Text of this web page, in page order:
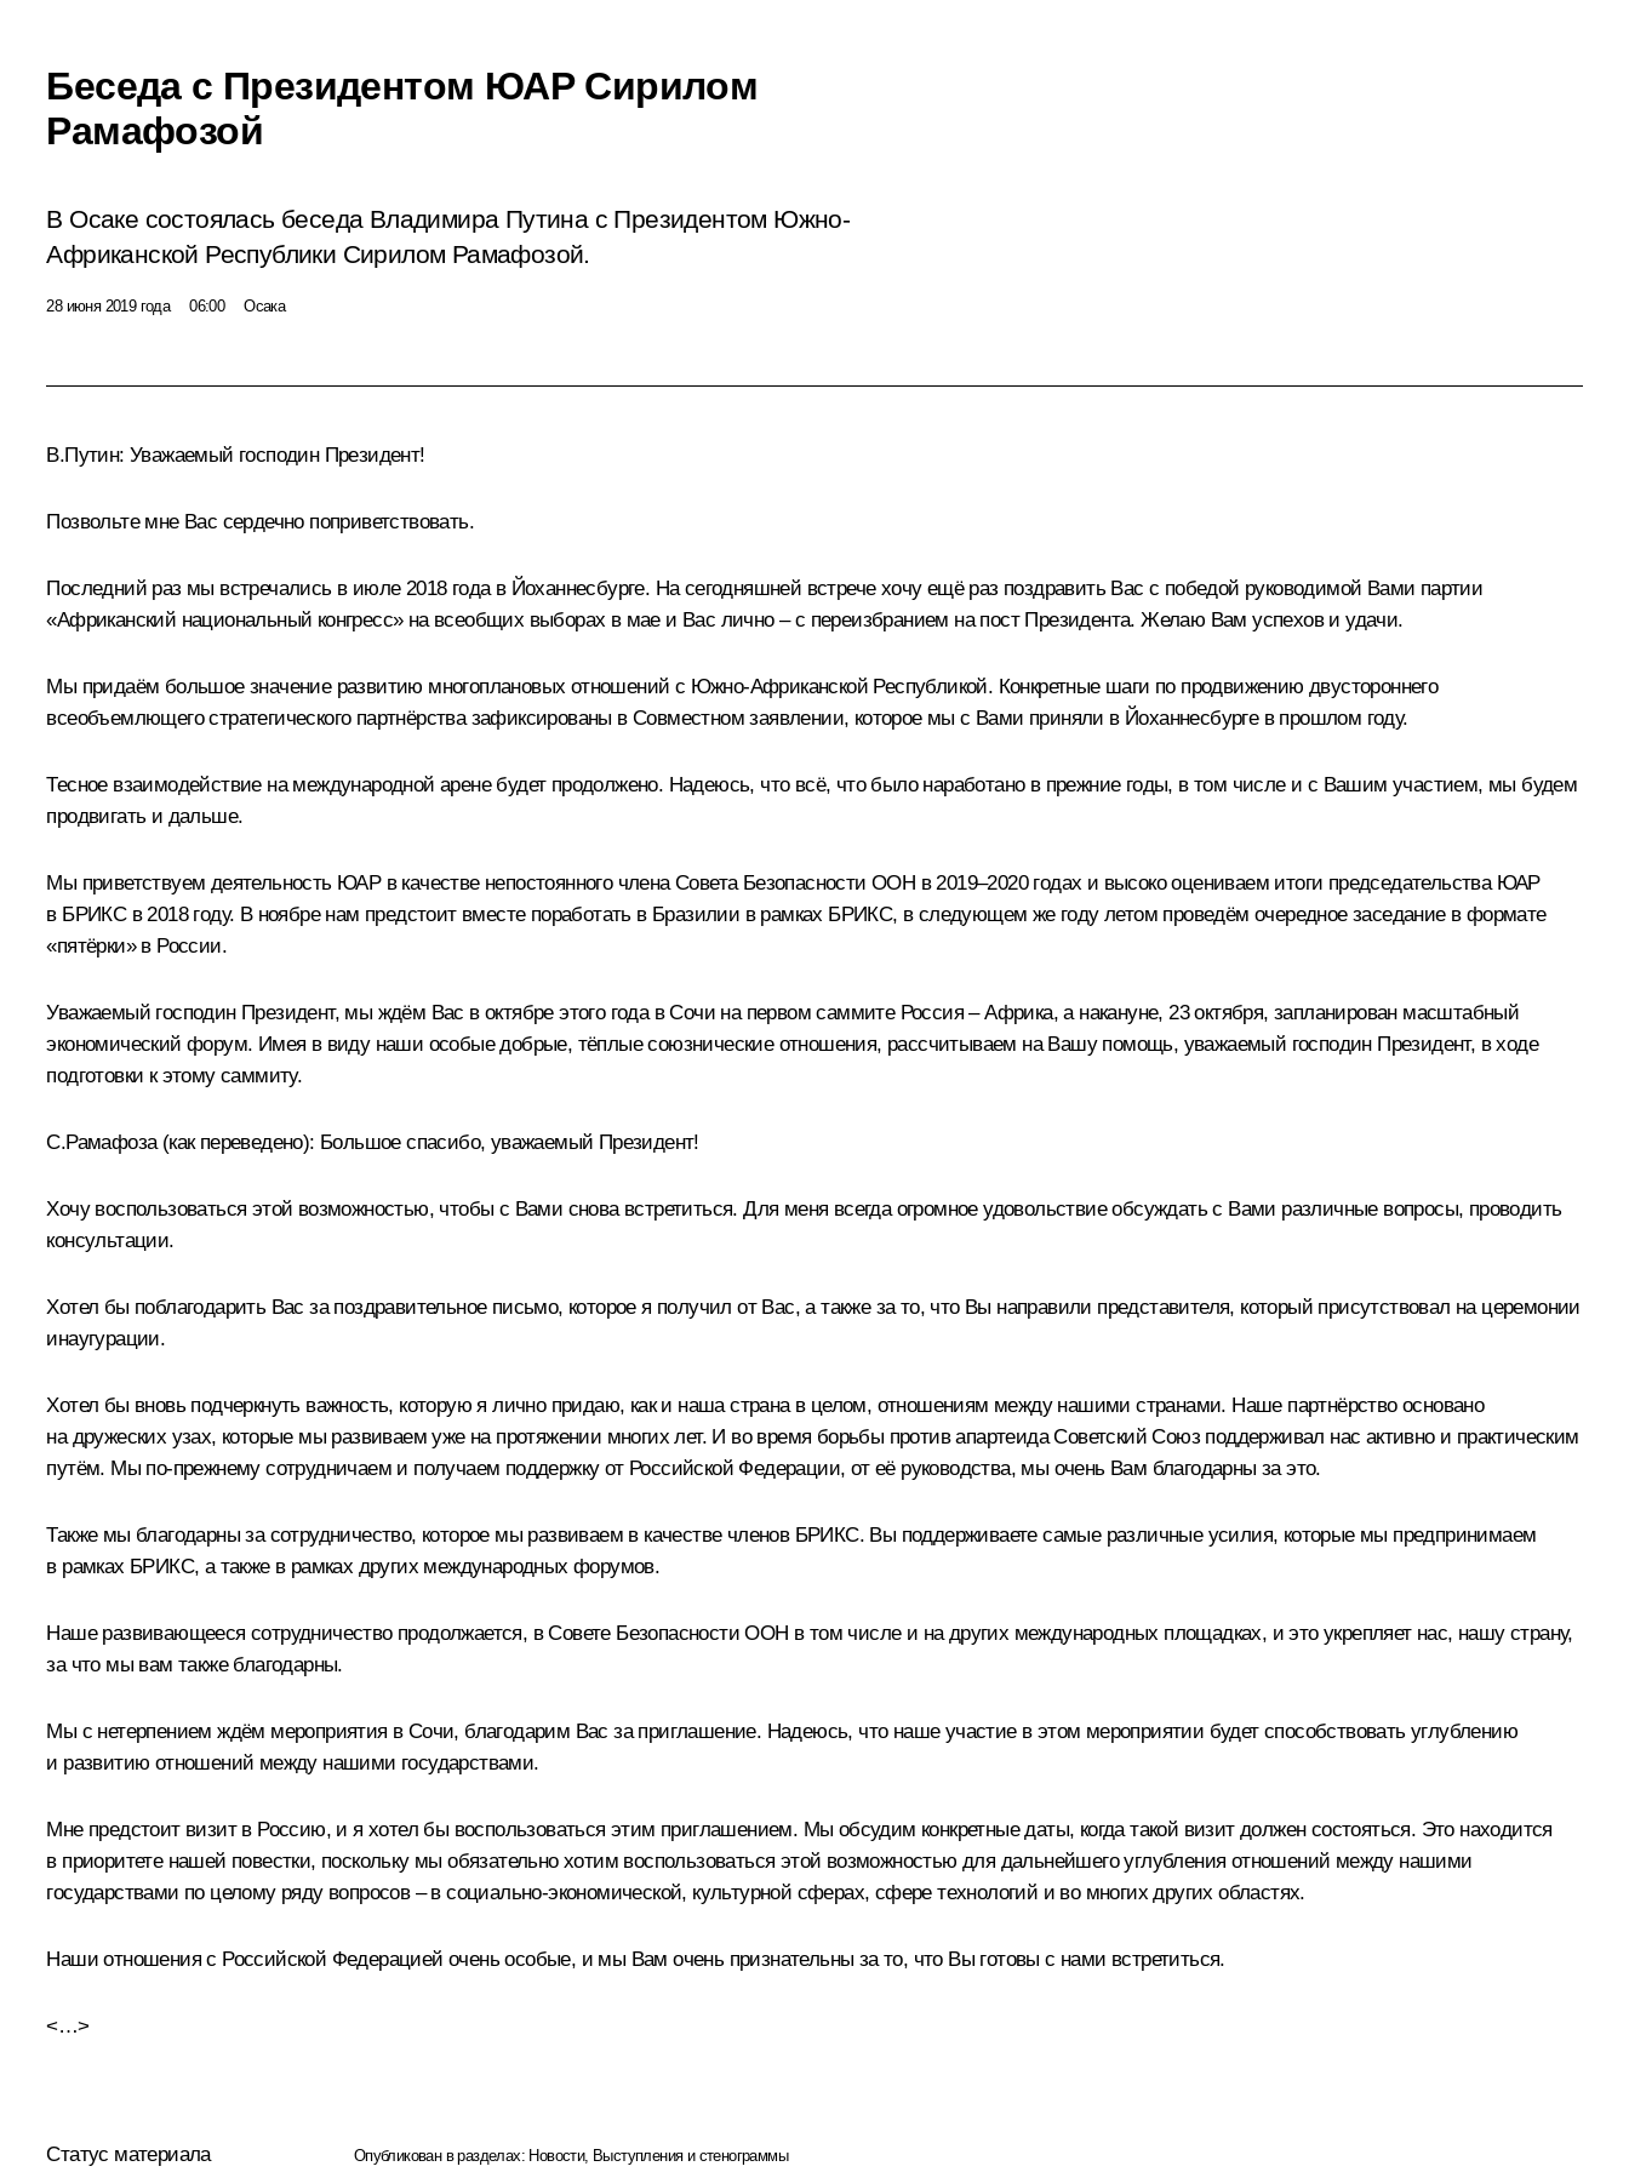
Беседа с Президентом ЮАР Сирилом
Рамафозой
В Осаке состоялась беседа Владимира Путина с Президентом Южно-
Африканской Республики Сирилом Рамафозой.
28 июня 2019 года 06:00 Осака
В.Путин: Уважаемый господин Президент!
Позвольте мне Вас сердечно поприветствовать.
Последний раз мы встречалисьв июле 2018 года в Йоханнесбурге. На сегодняшней встрече хочу ещё раз поздравить Вас с победой руководимой Вами партии
«Африканский национальный конгресс» на всеобщих выборах в мае и Вас лично – с переизбранием на пост Президента. Желаю Вам успехов и удачи.
Мы придаём большое значение развитию многоплановых отношений с Южно-Африканской Республикой. Конкретные шаги по продвижению двустороннего
всеобъемлющего стратегического партнёрства зафиксированы в Совместном заявлении, которое мы с Вами приняли в Йоханнесбурге в прошлом году.
Тесное взаимодействие на международной арене будет продолжено. Надеюсь, что всё, что было наработано в прежние годы, в том числе и с Вашим участием, мы будем
продвигать и дальше.
Мы приветствуем деятельность ЮАР в качестве непостоянного члена Совета Безопасности ООН в 2019–2020 годах и высоко оцениваем итоги председательства ЮАР
в БРИКС в 2018 году. В ноябре нам предстоит вместе поработать в Бразилии в рамках БРИКС, в следующем же году летом проведём очередное заседание в формате
«пятёрки» в России.
Уважаемый господин Президент, мы ждём Вас в октябре этого года в Сочи на первом саммите Россия – Африка, а накануне, 23 октября, запланирован масштабный
экономический форум. Имея в виду наши особые добрые, тёплые союзнические отношения, рассчитываем на Вашу помощь, уважаемый господин Президент, в ходе
подготовки к этому саммиту.
С.Рамафоза(как переведено): Большое спасибо, уважаемый Президент!
Хочу воспользоваться этой возможностью, чтобы с Вами снова встретиться. Для меня всегда огромное удовольствие обсуждать с Вами различные вопросы, проводить
консультации.
Хотел бы поблагодарить Вас за поздравительное письмо, которое я получил от Вас, а также за то, что Вы направили представителя, который присутствовал на церемонии
инаугурации.
Хотел бы вновь подчеркнуть важность, которую я лично придаю, как и наша страна в целом, отношениям между нашими странами. Наше партнёрство основано
на дружеских узах, которые мы развиваем уже на протяжении многих лет. И во время борьбы против апартеида Советский Союз поддерживал нас активно и практическим
путём. Мы по-прежнему сотрудничаем и получаем поддержку от Российской Федерации, от её руководства, мы очень Вам благодарны за это.
Также мы благодарны за сотрудничество, которое мы развиваем в качестве членов БРИКС. Вы поддерживаете самые различные усилия, которые мы предпринимаем
в рамках БРИКС, а также в рамках других международных форумов.
Наше развивающееся сотрудничество продолжается, в Совете Безопасности ООН в том числе и на других международных площадках, и это укрепляет нас, нашу страну,
за что мы вам также благодарны.
Мы с нетерпением ждём мероприятия в Сочи, благодарим Вас за приглашение. Надеюсь, что наше участие в этом мероприятии будет способствовать углублению
и развитию отношений между нашими государствами.
Мне предстоит визит в Россию, и я хотел бы воспользоваться этим приглашением. Мы обсудим конкретные даты, когда такой визит должен состояться. Это находится
в приоритете нашей повестки, поскольку мы обязательно хотим воспользоваться этой возможностью для дальнейшего углубления отношений между нашими
государствами по целому ряду вопросов – в социально-экономической, культурной сферах, сфере технологий и во многих других областях.
Наши отношения с Российской Федерацией очень особые, и мы Вам очень признательны за то, что Вы готовы с нами встретиться.
<…>
Статус материала Опубликован в разделах: Новости, Выступления и стенограммы